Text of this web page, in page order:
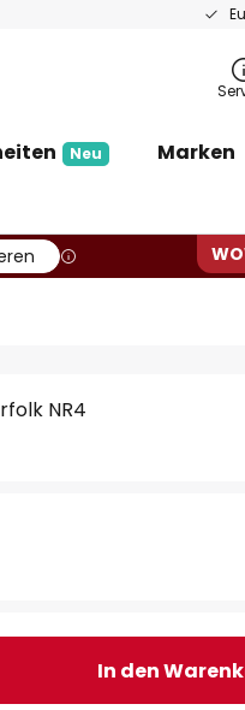
Neu Marken
NR4
In den